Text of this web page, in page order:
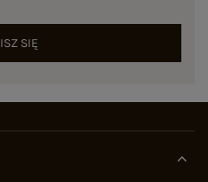
SIĘ